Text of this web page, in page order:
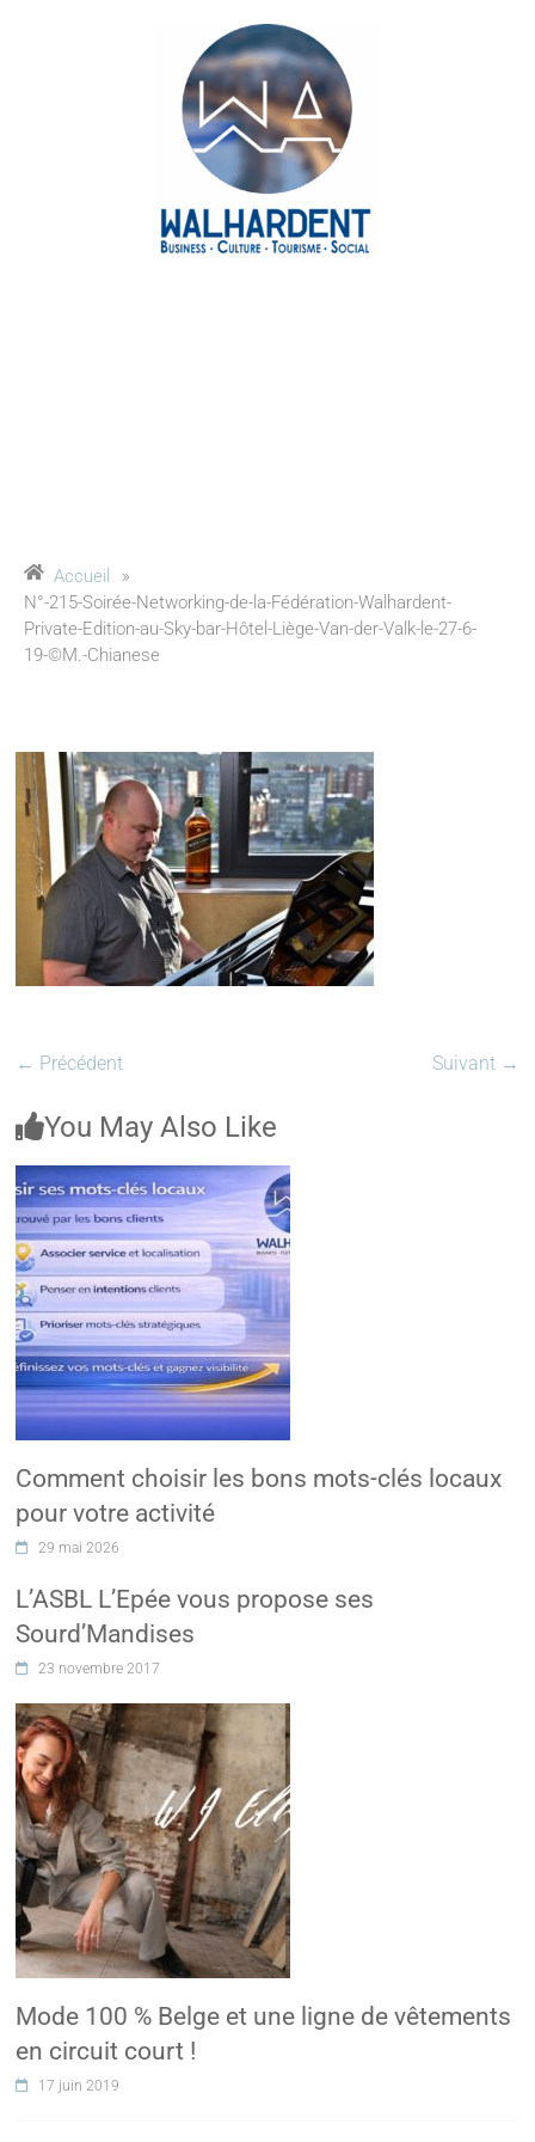
Accueil
»
N°-215-Soirée-Networking-de-la-Fédération-Walhardent-
Private-Edition-au-Sky-bar-Hôtel-Liège-Van-der-Valk-le-27-6-
19-©M.-Chianese
← Précédent Suivant →
You May Also Like
Comment choisir les bons mots-clés locaux
pour votre activité
29 mai 2026
L’ASBL L’Epée vous propose ses
Sourd’Mandises
23 novembre 2017
Mode 100 % Belge et une ligne de vêtements
en circuit court !
17 juin 2019